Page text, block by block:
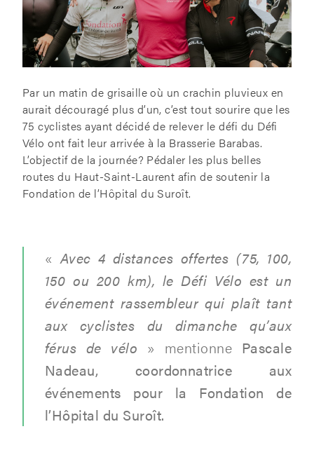
Par un matin de grisaille où un crachin pluvieux en
aurait découragé plus d’un, c’est tout sourire que les
75 cyclistes ayant décidé de relever le défi du Défi
Vélo ont fait leur arrivée à la Brasserie Barabas.
L’objectif de la journée? Pédaler les plus belles
routes du Haut-Saint-Laurent afin de soutenir la
Fondation de l’Hôpital du Suroît.
«Avec 4 distances offertes (75, 100,
150 ou 200 km), le Défi Vélo est un
événement rassembleur qui plaît tant
aux cyclistes du dimanche qu’aux
férus de vélo » mentionne Pascale
Nadeau, coordonnatrice aux
événements pour la Fondation de
l’Hôpital du Suroît.